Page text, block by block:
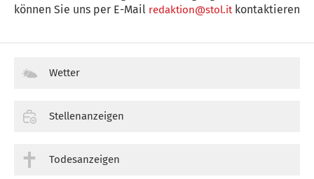
können Sie uns per E-Mail redaktion@stol.itkontaktieren
Wetter
Stellenanzeigen
Todesanzeigen